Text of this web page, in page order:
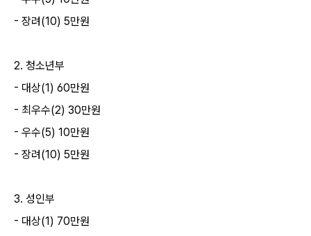
- 장려(10) 5만원
2. 청소년부
- 대상(1) 60만원
- 최우수(2) 30만원
- 우수(5) 10만원
- 장려(10) 5만원
3. 성인부
- 대상(1) 70만원